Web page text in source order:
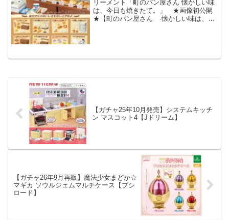
リーメント「町のパン屋さん 懐かしい味
は、今日も焼きたて。」 ★画像初公開
★【町のパン屋さん -懐かしい味は、今
【ガチャ25年10月発売】システムキッチ
ン マスコット4【Jドリーム】
【ガチャ26年9月再販】魔法少女まどか☆
マギカ ソウルジェムマルチケース【ブシ
ロード】